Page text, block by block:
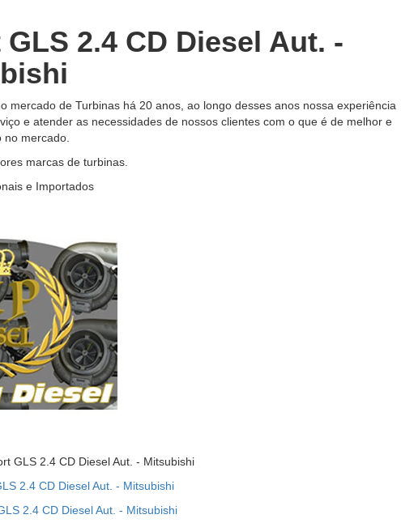
2.4 CD Diesel Aut. -
mercado de Turbinas há 20 anos, ao longo desses anos nossa experiência
e atender as necessidades de nossos clientes com o que é de melhor e
no mercado.
marcas de turbinas.
e Importados
GLS 2.4 CD Diesel Aut. - Mitsubishi
2.4 CD Diesel Aut. - Mitsubishi
2.4 CD Diesel Aut. - Mitsubishi